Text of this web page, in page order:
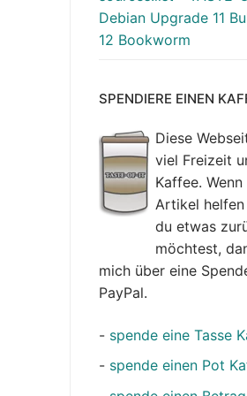
Debian Upgrade 11
12 Bookworm
SPENDIERE EINEN
Diese
viel Freizeit
Kaffee.
Artikel
du etwas
möchtest,
mich über eine
PayPal.
- spende eine Tasse
- spende einen Pot